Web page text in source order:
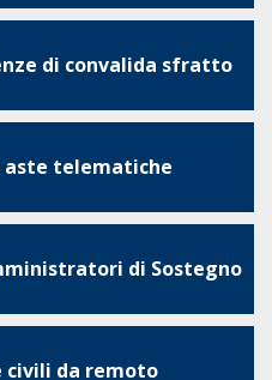
di convalida sfratto
aste telematiche
di Sostegno
civili da remoto